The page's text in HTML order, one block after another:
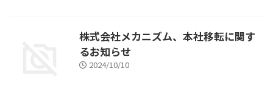
株式会社メカニズム、本社移転に関す
るお知らせ
2024/10/10